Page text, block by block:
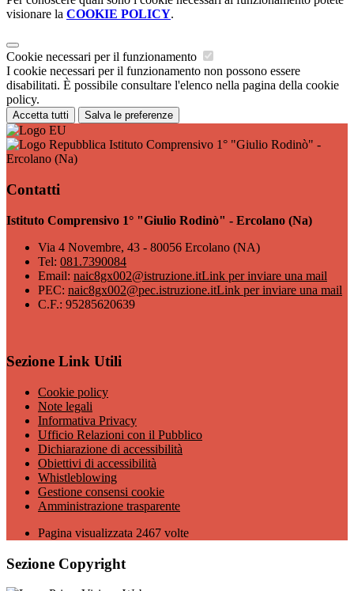
visionare la COOKIE POLICY.
Cookie necessari per il funzionamento
I cookie necessari per il funzionamento non possono essere
disabilitati. È possibile consultare l'elenco nella pagina della cookie
policy.
Accetta tutti Salva le preferenze
Istituto Comprensivo 1° "Giulio Rodinò" -
Ercolano (Na)
Contatti
Istituto Comprensivo 1° "Giulio Rodinò" - Ercolano (Na)
Via 4 Novembre, 43 - 80056 Ercolano (NA)
Tel: 081.7390084
Email: naic8gx002@istruzione.itLink per inviare una mail
PEC: naic8gx002@pec.istruzione.itLink per inviare una mail
C.F.: 95285620639
Sezione Link Utili
Cookie policy
Note legali
Informativa Privacy
Ufficio Relazioni con il Pubblico
Dichiarazione di accessibilità
Obiettivi di accessibilità
Whistleblowing
Gestione consensi cookie
Amministrazione trasparente
Pagina visualizzata 2467 volte
Sezione Copyright